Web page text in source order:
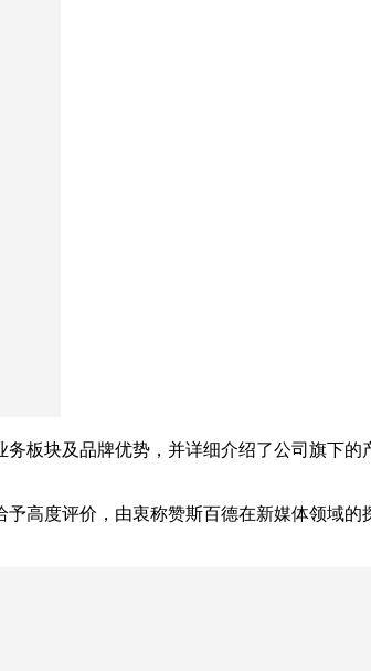
板块及品牌优势，并详细介绍了公司旗下
高度评价，由衷称赞斯百德在新媒体领域